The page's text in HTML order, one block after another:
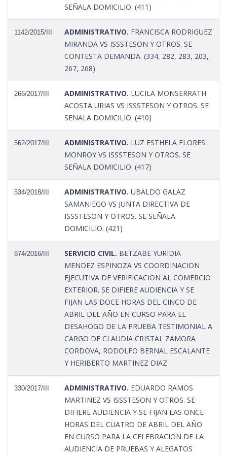
SEÑALA DOMICILIO. (411)
1142/2015/III ADMINISTRATIVO. FRANCISCA RODRIGUEZ
MIRANDA VS ISSSTESON Y OTROS. SE
CONTESTA DEMANDA. (334, 282, 283, 203,
267, 268)
266/2017/III ADMINISTRATIVO. LUCILA MONSERRATH
ACOSTA URIAS VS ISSSTESON Y OTROS. SE
SEÑALA DOMICILIO. (410)
562/2017/III ADMINISTRATIVO. LUZ ESTHELA FLORES
MONROY VS ISSSTESON Y OTROS. SE
SEÑALA DOMICILIO. (417)
534/2018/III ADMINISTRATIVO. UBALDO GALAZ
SAMANIEGO VS JUNTA DIRECTIVA DE
ISSSTESON Y OTROS. SE SEÑALA
DOMICILIO. (421)
874/2016/III SERVICIO CIVIL. BETZABE YURIDIA
MENDEZ ESPINOZA VS COORDINACION
EJECUTIVA DE VERIFICACION AL COMERCIO
EXTERIOR. SE DIFIERE AUDIENCIA Y SE
FIJAN LAS DOCE HORAS DEL CINCO DE
ABRIL DEL AÑO EN CURSO PARA EL
DESAHOGO DE LA PRUEBA TESTIMONIAL A
CARGO DE CLAUDIA CRISTAL ZAMORA
CORDOVA, RODOLFO BERNAL ESCALANTE
Y HERIBERTO MARTINEZ DIAZ
330/2017/III ADMINISTRATIVO. EDUARDO RAMOS
MARTINEZ VS ISSSTESON Y OTROS. SE
DIFIERE AUDIENCIA Y SE FIJAN LAS ONCE
HORAS DEL CUATRO DE ABRIL DEL AÑO
EN CURSO PARA LA CELEBRACION DE LA
AUDIENCIA DE PRUEBAS Y ALEGATOS